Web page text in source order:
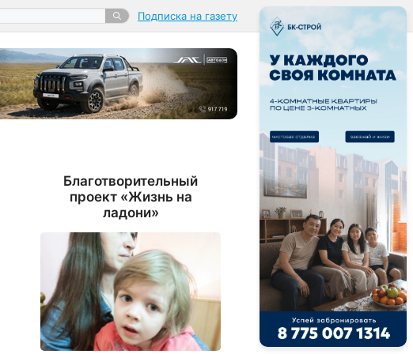
Подписка на газету
Благотворительный
проект «Жизнь на
ладони»